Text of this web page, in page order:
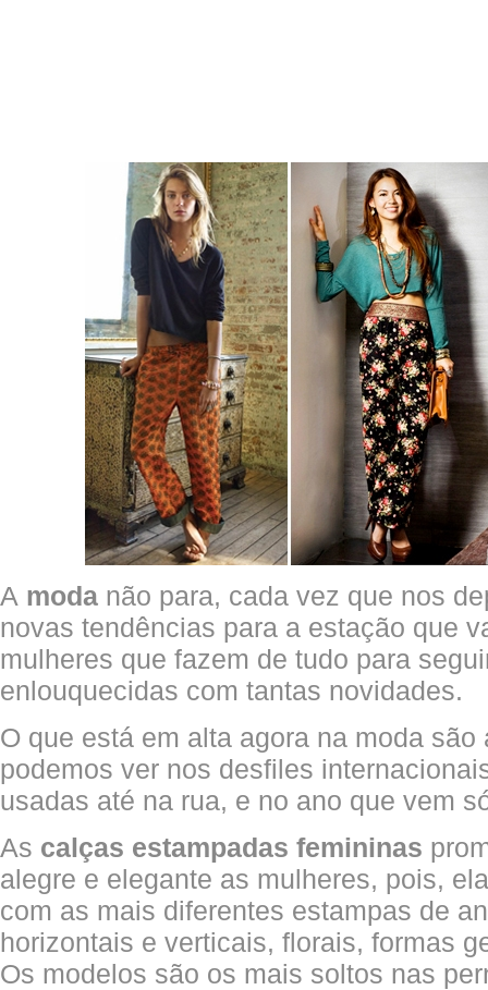
A moda não para, cada vez que nos
novas tendências para a estação que
mulheres que fazem de tudo para
enlouquecidas com tantas novidades.
O que está em alta agora na moda
podemos ver nos desfiles
usadas até na rua, e no ano que vem
As calças estampadas femininas
alegre e elegante as mulheres, pois,
com as mais diferentes estampas de
horizontais e verticais, florais, formas
Os modelos são os mais soltos nas